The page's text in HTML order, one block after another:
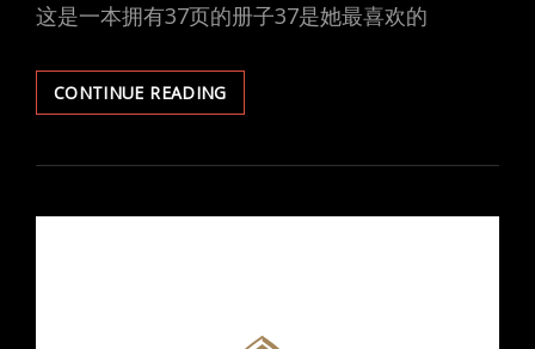
这是一本拥有37页的册子37是她最喜欢的
CONTINUE READING参
加
礼
不